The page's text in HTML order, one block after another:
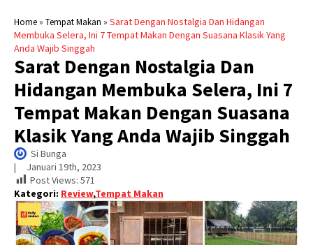
Home» Tempat Makan » Sarat Dengan Nostalgia Dan Hidangan
Membuka Selera, Ini 7 Tempat Makan Dengan Suasana Klasik Yang
Anda Wajib Singgah
Sarat Dengan Nostalgia Dan
Hidangan Membuka Selera, Ini 7
Tempat Makan Dengan Suasana
Klasik Yang Anda Wajib Singgah
Si Bunga
| Januari 19th, 2023
Post Views: 571
Kategori: Review,Tempat Makan